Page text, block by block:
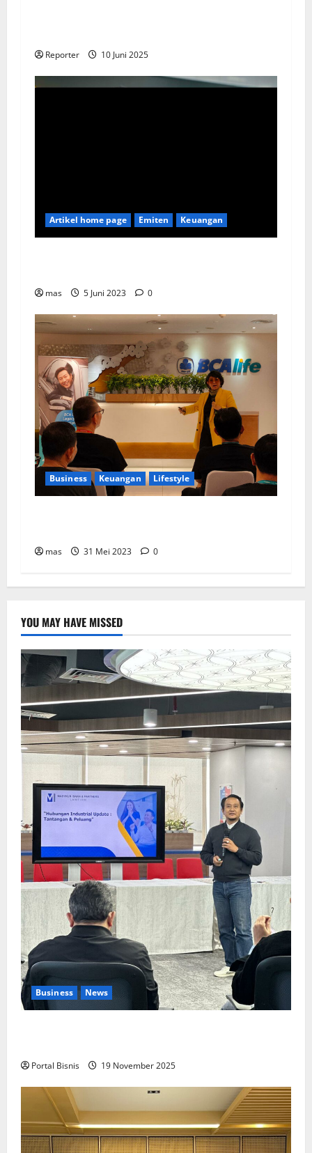
Reporter 10 Juni 2025
Artikel home page Emiten Keuangan
mas 5 Juni 2023 0
Business Keuangan Lifestyle
mas 31 Mei 2023 0
YOU MAY HAVE MISSED
Business News
Portal Bisnis 19 November 2025